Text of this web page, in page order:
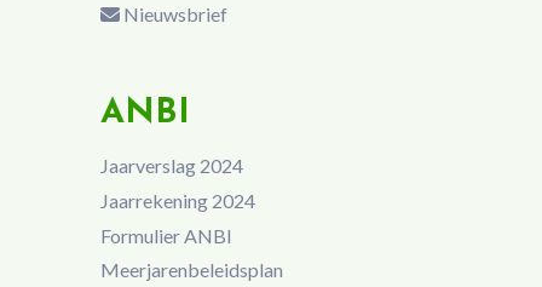
Nieuwsbrief
ANBI
Jaarverslag 2024
Jaarrekening 2024
Formulier ANBI
Meerjarenbeleidsplan